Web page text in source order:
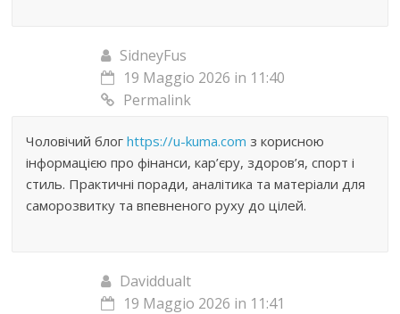
SidneyFus
19 Maggio 2026 in 11:40
Permalink
Чоловічий блогhttps://u-kuma.com з корисною
інформацією про фінанси, кар’єру, здоров’я, спорт і
стиль. Практичні поради, аналітика та матеріали для
саморозвитку та впевненого руху до цілей.
Daviddualt
19 Maggio 2026 in 11:41